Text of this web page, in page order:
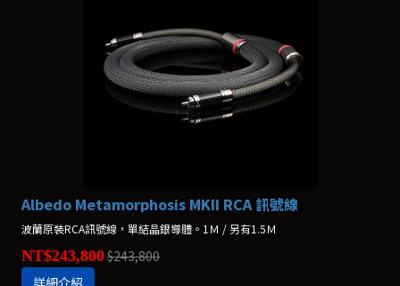
Albedo Metamorphosis MKII RCA 訊號線
波蘭原裝RCA訊號線，單結晶銀導體。1Ｍ / 另有1.5Ｍ
NT$243,800$243,800
詳細介紹